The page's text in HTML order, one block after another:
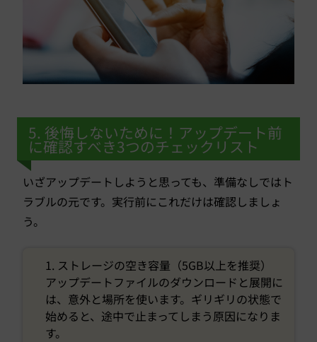
5. 後悔しないために！アップデート前
に確認すべき3つのチェックリスト
いざアップデートしようと思っても、準備なしではト
ラブルの元です。実行前にこれだけは確認しましょ
う。
1. ストレージの空き容量（5GB以上を推奨）
アップデートファイルのダウンロードと展開に
は、意外と場所を使います。ギリギリの状態で
始めると、途中で止まってしまう原因になりま
す。